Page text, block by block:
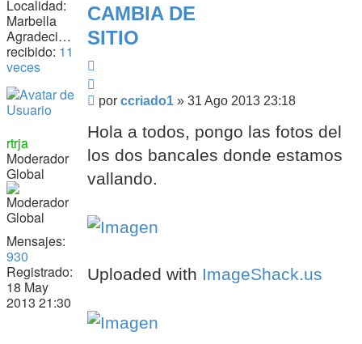
Localidad:
Marbella
Agradecimiento
recibido: 11
veces
CAMBIA DE
SITIO
Mensaje
por ccriado1» 31 Ago 2013 23:18
Hola a todos, pongo las fotos del
los dos bancales donde estamos
vallando.
Uploaded with ImageShack.us
rtrja
Moderador
Global
Mensajes:
930
Registrado:
18 May
2013 21:30